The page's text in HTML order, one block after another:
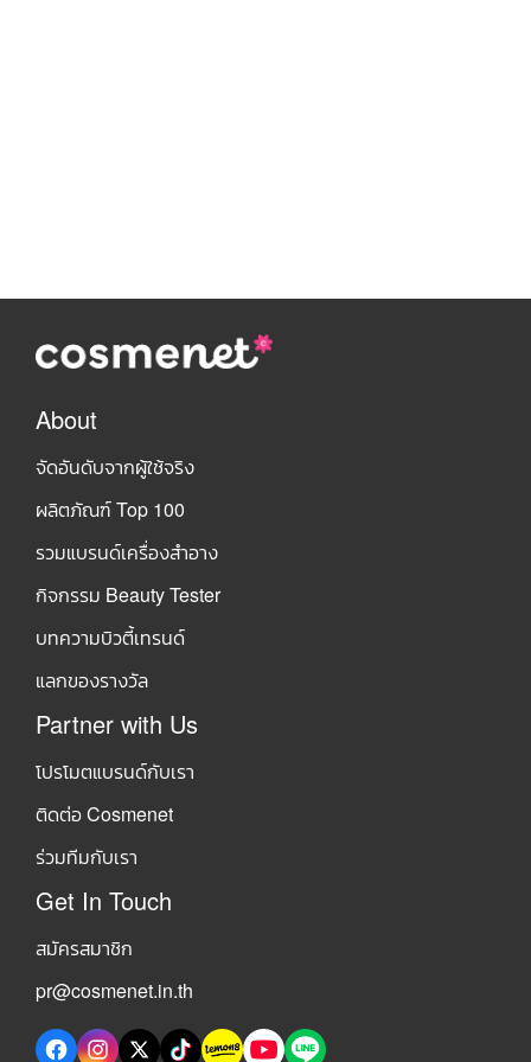
About
จัดอันดับจากผู้ใช้จริง
ผลิตภัณฑ์ Top 100
รวมแบรนด์เครื่องสำอาง
กิจกรรม Beauty Tester
บทความบิวตี้เทรนด์
แลกของรางวัล
Partner with Us
โปรโมตแบรนด์กับเรา
ติดต่อ Cosmenet
ร่วมทีมกับเรา
Get In Touch
สมัครสมาชิก
pr@cosmenet.in.th